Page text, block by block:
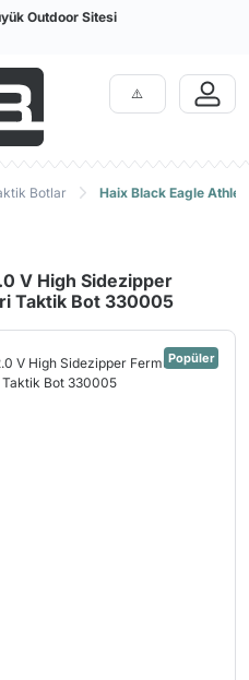
Outdoor Sitesi
Botlar Haix Black Eagle
V High Sidezipper
Taktik Bot 330005
Popüler